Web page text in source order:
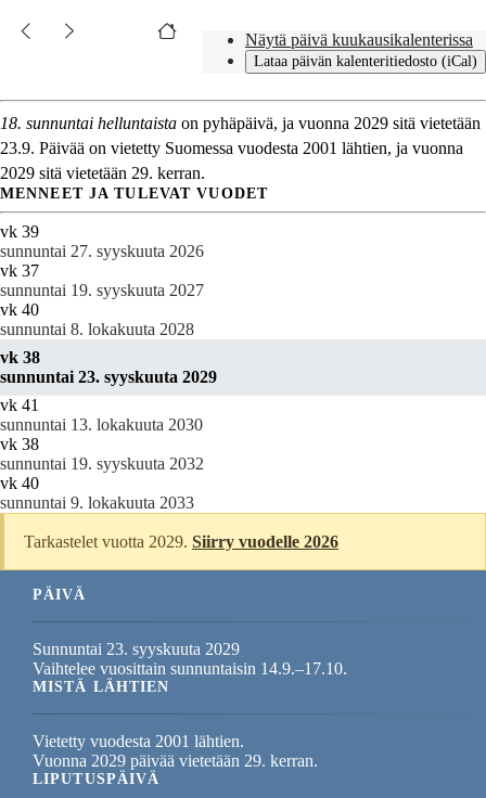
Näytä päivä kuukausikalenterissa
Lataa päivän kalenteritiedosto (iCal)
18. sunnuntai helluntaista on pyhäpäivä, ja vuonna 2029 sitä vietetään
23.9. Päivää on vietetty Suomessa vuodesta 2001 lähtien, ja vuonna
2029 sitä vietetään 29. kerran.
MENNEET JA TULEVAT VUODET
vk 39
sunnuntai 27. syyskuuta 2026
vk 37
sunnuntai 19. syyskuuta 2027
vk 40
sunnuntai 8. lokakuuta 2028
vk 38
sunnuntai 23. syyskuuta 2029
vk 41
sunnuntai 13. lokakuuta 2030
vk 38
sunnuntai 19. syyskuuta 2032
vk 40
sunnuntai 9. lokakuuta 2033
Tarkastelet vuotta 2029.Siirry vuodelle 2026
PÄIVÄ
Sunnuntai 23. syyskuuta 2029
Vaihtelee vuosittain sunnuntaisin 14.9.–17.10.
MISTÄ LÄHTIEN
Vietetty vuodesta 2001 lähtien.
Vuonna 2029 päivää vietetään 29. kerran.
LIPUTUSPÄIVÄ